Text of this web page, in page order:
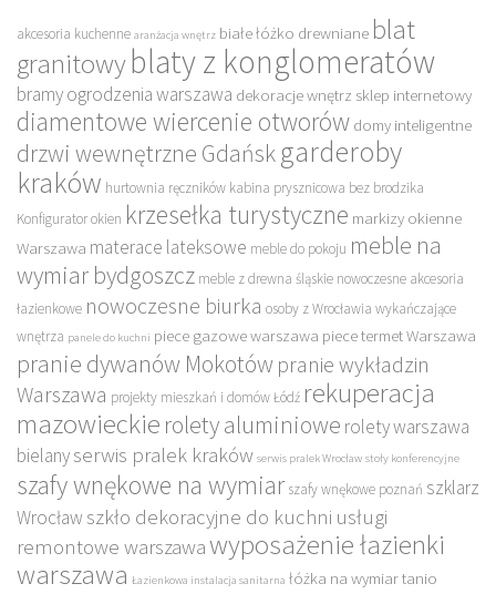
akcesoria kuchenne aranżacja wnętrz białe łóżko drewniane blat
granitowyblaty z konglomeratów
bramy ogrodzenia warszawa dekoracje wnętrz sklep internetowy
diamentowe wiercenie otworów domy inteligentne
drzwi wewnętrzne Gdańskgarderoby
kraków hurtownia ręczników kabina prysznicowa bez brodzika
Konfigurator okien krzesełka turystyczne markizy okienne
Warszawa materace lateksowe meble do pokoju meble na
wymiar bydgoszcz meble z drewna śląskie nowoczesne akcesoria
łazienkowe nowoczesne biurka osoby z Wrocławia wykańczające
wnętrza panele do kuchni piece gazowe warszawa piece termet Warszawa
pranie dywanów Mokotów pranie wykładzin
Warszawa projekty mieszkań i domów Łódź rekuperacja
mazowieckie rolety aluminiowe rolety warszawa
bielanyserwis pralek kraków serwis pralek Wrocław stoły konferencyjne
szafy wnękowe na wymiar szafy wnękowe poznań szklarz
Wrocław szkło dekoracyjne do kuchni usługi
remontowe warszawawyposażenie łazienki
warszawa Łazienkowa instalacja sanitarna łóżka na wymiar tanio